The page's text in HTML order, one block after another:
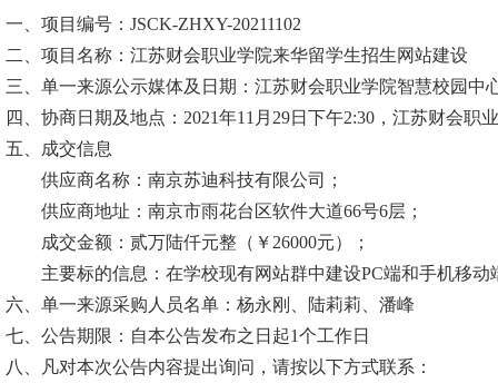
一、项目编号： JSCK-ZHXY-20211102
二、项目名称：江苏财会职业学院来华留学生招生网站建设
三、单一来源公示媒体及日期：江苏财会职业学院智慧校园中
四、协商日期及地点： 2021年11 月 29日下午2:30 ，江苏财会职
五、成交信息
供应商名称：南京苏迪科技有限公司；
供应商地址：南京市雨花台区软件大道66号6层；
成交金额：贰万陆仟元整（￥ 26000元）；
主要标的信息：在学校现有网站群中建设PC端和手机移动
六、单一来源采购人员名单：杨永刚、陆莉莉、潘峰
七、公告期限：自本公告发布之日起1个工作日
八、凡对本次公告内容提出询问，请按以下方式联系：